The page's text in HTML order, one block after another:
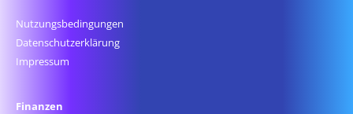
Nutzungsbedingungen
Datenschutz­erklärung
Impressum
Finanzen